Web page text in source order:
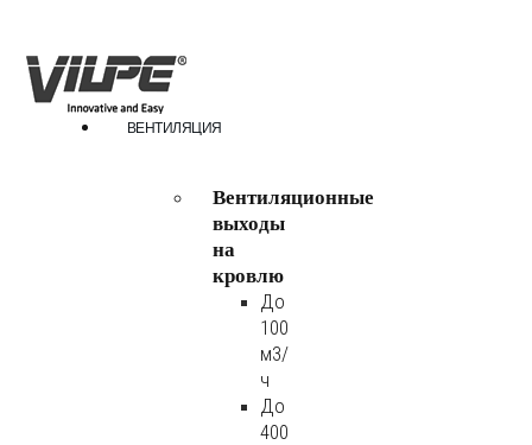
ВЕНТИЛЯЦИЯ
Вентиляционные
выходы
на
кровлю
До
100
м3/
ч
До
400